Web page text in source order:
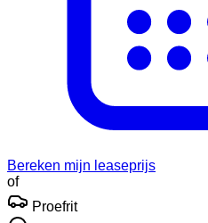
Bereken mijn leaseprijs
of
Proefrit